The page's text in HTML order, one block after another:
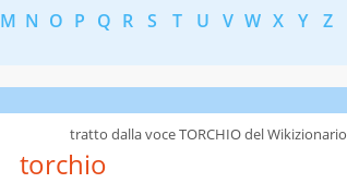
M N O P Q R S T U V W X Y Z
torchio
tratto dalla voce TORCHIO del Wikizionario